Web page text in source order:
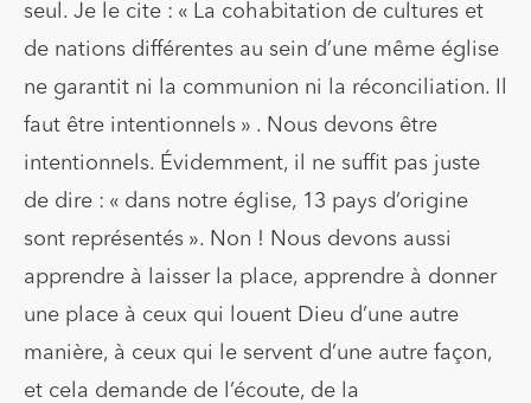
seul. Je le cite : « La cohabitation de cultures et
de nations différentes au sein d’une même église
ne garantit ni la communion ni la réconciliation. Il
faut être intentionnels » . Nous devons être
intentionnels. Évidemment, il ne suffit pas juste
de dire : « dans notre église, 13 pays d’origine
sont représentés ». Non ! Nous devons aussi
apprendre à laisser la place, apprendre à donner
une place à ceux qui louent Dieu d’une autre
manière, à ceux qui le servent d’une autre façon,
et cela demande de l’écoute, de la